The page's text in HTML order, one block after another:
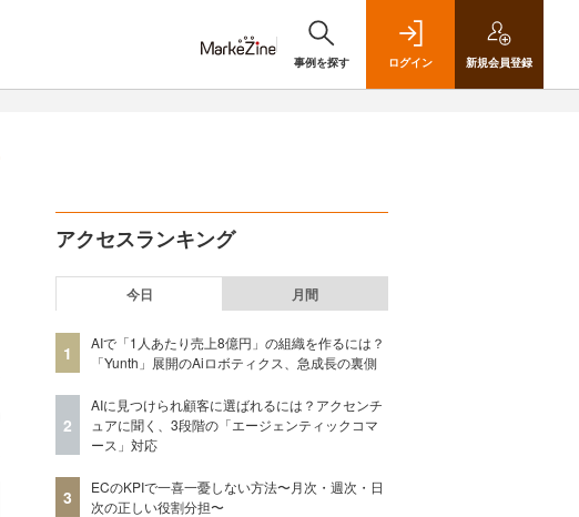
事例を探す ログイン 新規会員登録
アクセスランキング
今日 月間
1
AIで「1人あたり売上8億円」の組織を作るには？
「Yunth」展開のAiロボティクス、急成長の裏側
2
AIに見つけられ顧客に選ばれるには？アクセンチ
ュアに聞く、3段階の「エージェンティックコマ
ース」対応
3
ECのKPIで一喜一憂しない方法〜月次・週次・日
次の正しい役割分担〜